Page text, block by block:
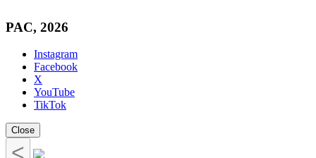
PAC, 2026
Instagram
Facebook
X
YouTube
TikTok
Close
<